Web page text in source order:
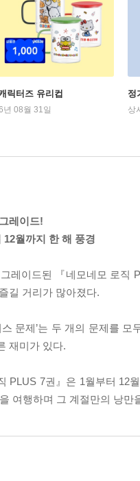
릭터즈 유리컵
08월 31일
정
상
레이드!
12월까지 한 해 풍경
그레이드된 『네모네모 로
길 거리가 많아졌다.
스 문제’는 두 개의 문제를
재미가 있다.
PLUS 7권』은 1월부터 12
여행하며 그 계절만의 낭